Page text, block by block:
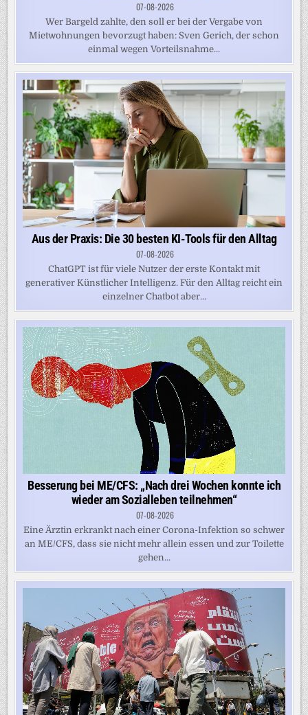
07-08-2026
Wer Bargeld zahlte, den soll er bei der Vergabe von
Mietwohnungen bevorzugt haben: Sven Gerich, der schon
einmal wegen Vorteilsnahme...
Aus der Praxis: Die 30 besten KI-Tools für den Alltag
07-08-2026
ChatGPT ist für viele Nutzer der erste Kontakt mit
generativer Künstlicher Intelligenz. Für den Alltag reicht ein
einzelner Chatbot aber...
Besserung bei ME/CFS: „Nach drei Wochen konnte ich
wieder am Sozialleben teilnehmen“
07-08-2026
Eine Ärztin erkrankt nach einer Corona-Infektion so schwer
an ME/CFS, dass sie nicht mehr allein essen und zur Toilette
gehen...